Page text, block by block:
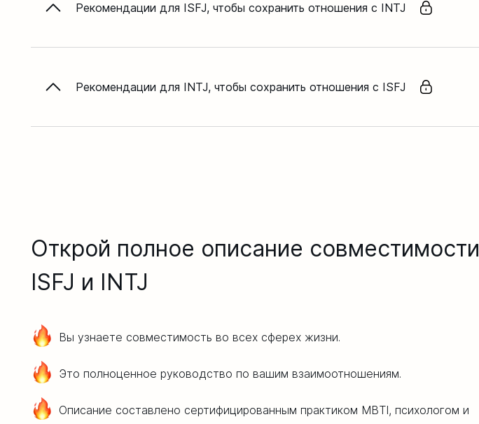
Рекомендации для ISFJ, чтобы сохранить отношения с INTJ
Рекомендации для INTJ, чтобы сохранить отношения с ISFJ
Открой полное описание совместимости
ISFJ и INTJ
Вы узнаете совместимость во всех сферех жизни.
Это полноценное руководство по вашим взаимоотношениям.
Описание составлено сертифицированным практиком MBTI, психологом и